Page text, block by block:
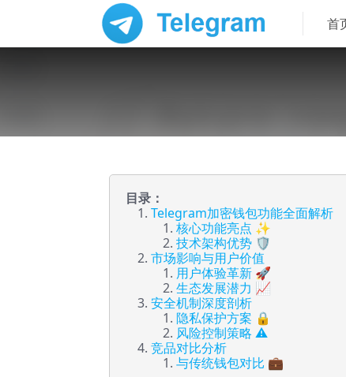
首
目录：
Telegram加密钱包功能全面解析
核心功能亮点 ✨
技术架构优势 🛡️
市场影响与用户价值
用户体验革新 🚀
生态发展潜力 📈
安全机制深度剖析
隐私保护方案 🔒
风险控制策略 ⚠️
竞品对比分析
与传统钱包对比 💼